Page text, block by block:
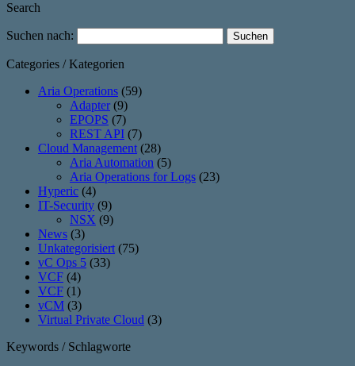
Search
Suchen nach:
Categories / Kategorien
Aria Operations (59)
Adapter (9)
EPOPS (7)
REST API (7)
Cloud Management (28)
Aria Automation (5)
Aria Operations for Logs (23)
Hyperic (4)
IT-Security (9)
NSX (9)
News (3)
Unkategorisiert (75)
vC Ops 5 (33)
VCF (4)
VCF (1)
vCM (3)
Virtual Private Cloud (3)
Keywords / Schlagworte